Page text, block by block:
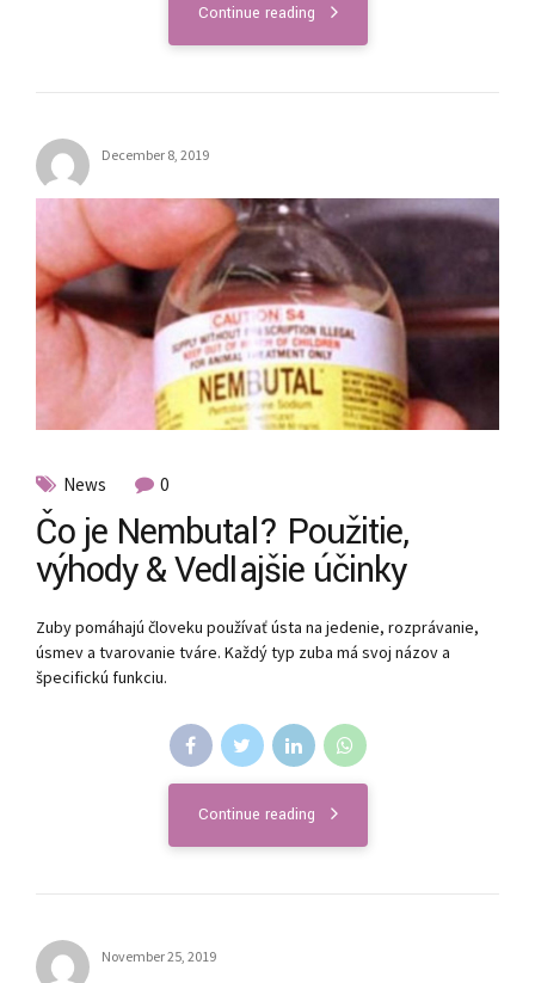
Continue reading
December 8, 2019
News 0
Čo je Nembutal? Použitie,
výhody & Vedľajšie účinky
Zuby pomáhajú človeku používať ústa na jedenie, rozprávanie,
úsmev a tvarovanie tváre. Každý typ zuba má svoj názov a
špecifickú funkciu.
Continue reading
November 25, 2019